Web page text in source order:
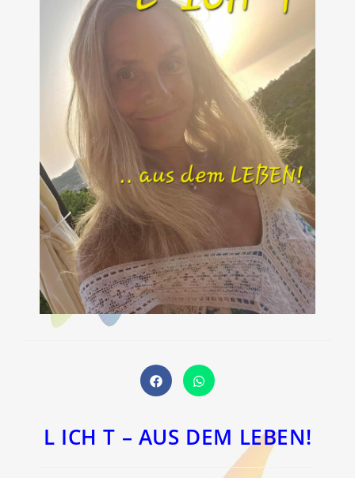
Öffnet
in
Fenster
Öffnet
in
Fenster
L ICH T – AUS DEM LEBEN!